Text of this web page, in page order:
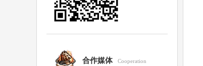
合作媒体 Cooperation